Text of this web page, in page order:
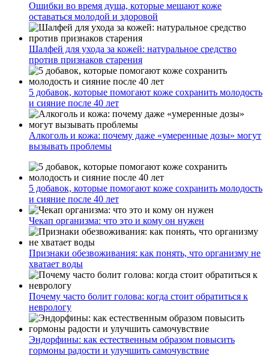
Ошибки во время душа, которые мешают коже
оставаться молодой и здоровой
Шалфей для ухода за кожей: натуральное средство
против признаков старения
5 добавок, которые помогают коже сохранить молодость
и сияние после 40 лет
Алкоголь и кожа: почему даже «умеренные дозы» могут
вызывать проблемы
5 добавок, которые помогают коже сохранить молодость
и сияние после 40 лет
Чекап организма: что это и кому он нужен
Признаки обезвоживания: как понять, что организму не
хватает воды
Почему часто болит голова: когда стоит обратиться к
неврологу
Эндорфины: как естественным образом повысить
гормоны радости и улучшить самочувствие